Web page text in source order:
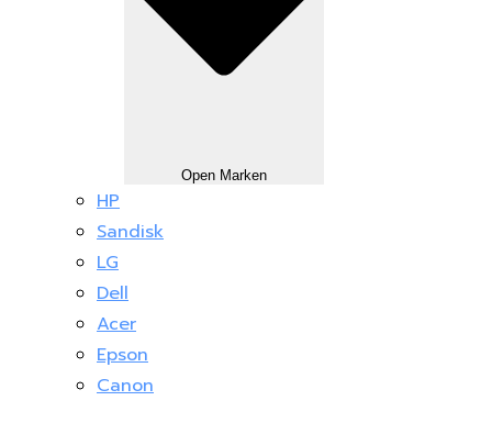
Open Marken
HP
Sandisk
LG
Dell
Acer
Epson
Canon